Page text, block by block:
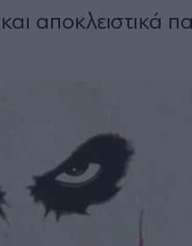
αποκλειστικά